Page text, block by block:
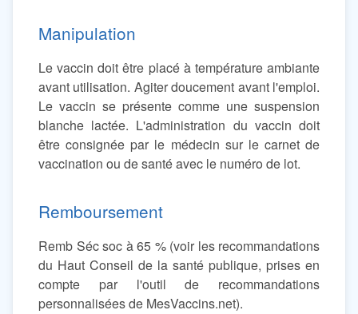
Manipulation
Le vaccin doit être placé à température ambiante
avant utilisation. Agiter doucement avant l'emploi.
Le vaccin se présente comme une suspension
blanche lactée. L'administration du vaccin doit
être consignée par le médecin sur le carnet de
vaccination ou de santé avec le numéro de lot.
Remboursement
Remb Séc soc à 65 % (voir les recommandations
du Haut Conseil de la santé publique, prises en
compte par l'outil de recommandations
personnalisées de MesVaccins.net).